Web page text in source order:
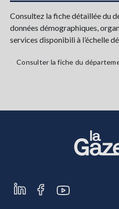
Consultez la fiche détaillée du
données démographiques,
services disponibili à l’échelle
Consulter la fiche du